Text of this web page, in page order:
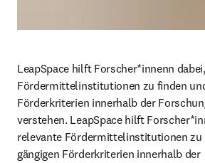
LeapSpace hilft Forscher*innenn
Fördermittelinstitutionen zu finden
Förderkriterien innerhalb der
verstehen. LeapSpace hilft
relevante Fördermittelinstitutionen zu
gängigen Förderkriterien innerhalb der